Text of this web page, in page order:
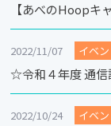
【あべのHoopキ
2022/11/07 イベン
☆令和４年度 通
2022/10/24 イベン